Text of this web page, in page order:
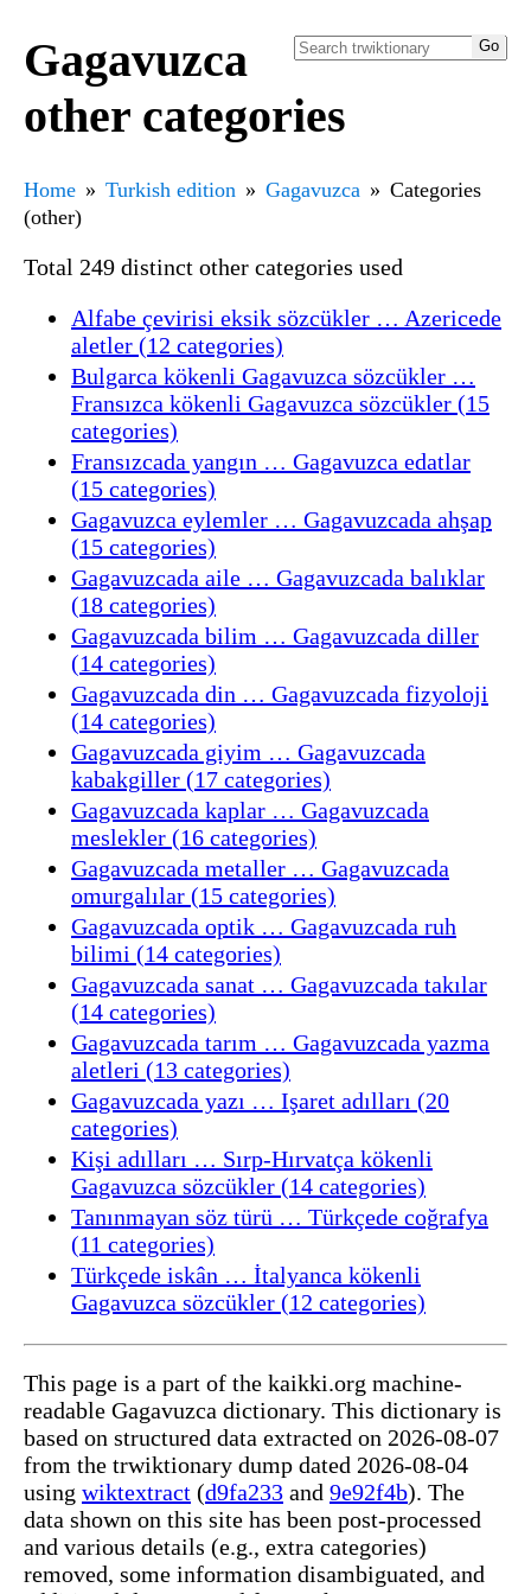
Gagavuzca
other categories
Home Turkish edition Gagavuzca
Categories
(other)
Total 249 distinct other categories used
Alfabe çevirisi eksik sözcükler … Azericede
aletler (12 categories)
Bulgarca kökenli Gagavuzca sözcükler …
Fransızca kökenli Gagavuzca sözcükler (15
categories)
Fransızcada yangın … Gagavuzca edatlar
(15 categories)
Gagavuzca eylemler … Gagavuzcada ahşap
(15 categories)
Gagavuzcada aile … Gagavuzcada balıklar
(18 categories)
Gagavuzcada bilim … Gagavuzcada diller
(14 categories)
Gagavuzcada din … Gagavuzcada fizyoloji
(14 categories)
Gagavuzcada giyim … Gagavuzcada
kabakgiller (17 categories)
Gagavuzcada kaplar … Gagavuzcada
meslekler (16 categories)
Gagavuzcada metaller … Gagavuzcada
omurgalılar (15 categories)
Gagavuzcada optik … Gagavuzcada ruh
bilimi (14 categories)
Gagavuzcada sanat … Gagavuzcada takılar
(14 categories)
Gagavuzcada tarım … Gagavuzcada yazma
aletleri (13 categories)
Gagavuzcada yazı … Işaret adılları (20
categories)
Kişi adılları … Sırp-Hırvatça kökenli
Gagavuzca sözcükler (14 categories)
Tanınmayan söz türü … Türkçede coğrafya
(11 categories)
Türkçede iskân … İtalyanca kökenli
Gagavuzca sözcükler (12 categories)
This page is a part of the kaikki.org machine-
readable Gagavuzca dictionary. This dictionary is
based on structured data extracted on 2026-08-07
from the trwiktionary dump dated 2026-08-04
using wiktextract (d9fa233 and 9e92f4b). The
data shown on this site has been post-processed
and various details (e.g., extra categories)
removed, some information disambiguated, and